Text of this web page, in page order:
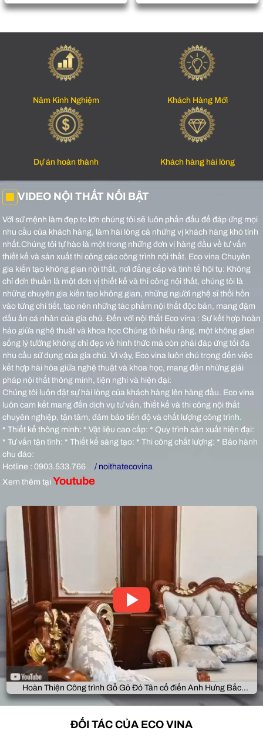
Năm Kinh Nghiệm Khách Hàng Mới
Dự án hoàn thành Khách hàng hài lòng
VIDEO NỘI THẤT NỔI BẬT
Với sứ mệnh làm đẹp to lớn chúng tôi sẽ luôn phấn đấu để đáp ứng mọi
nhu cầu của khách hàng, làm hài lòng cả những vị khách hàng khó tính
nhất.Chúng tôi tự hào là một trong những đơn vị hàng đầu về tư vấn
thiết kế và sản xuất thi công các công trình nội thất. Eco vina Chuyên
gia kiến tạo không gian nội thất, nơi đẳng cấp và tinh tế hội tụ: Không
chỉ đơn thuần là một đơn vị thiết kế và thi công nội thất, chúng tôi là
những chuyên gia kiến tạo không gian, những người nghệ sĩ thổi hồn
vào từng chi tiết, tạo nên những tác phẩm nội thất độc bản, mang đậm
dấu ấn cá nhân của gia chủ. Đến với nội thất Eco vina : Sự kết hợp hoàn
hảo giữa nghệ thuật và khoa học Chúng tôi hiểu rằng, một không gian
sống lý tưởng không chỉ đẹp về hình thức mà còn phải đáp ứng tối đa
nhu cầu sử dụng của gia chủ. Vì vậy, Eco vina luôn chú trọng đến việc
kết hợp hài hòa giữa nghệ thuật và khoa học, mang đến những giải
pháp nội thất thông minh, tiện nghi và hiện đại:
Chúng tôi luôn đặt sự hài lòng của khách hàng lên hàng đầu. Eco vina
luôn cam kết mang đến dịch vụ tư vấn, thiết kế và thi công nội thất
chuyên nghiệp, tận tâm, đảm bảo tiến độ và chất lượng công trình.
* Thiết kế thông minh: * Vật liệu cao cấp: * Quy trình sản xuất hiện đại:
* Tư vấn tận tình: * Thiết kế sáng tạo: * Thi công chất lượng: * Bảo hành
chu đáo:
Hotline : 0903.533.766
/ noithatecovina
Xem thêm tại Youtube
Hoàn Thiện Công trình Gỗ Gõ Đỏ Tân cổ điển Anh Hưng Bắc
Giang
ĐỐI TÁC CỦA ECO VINA